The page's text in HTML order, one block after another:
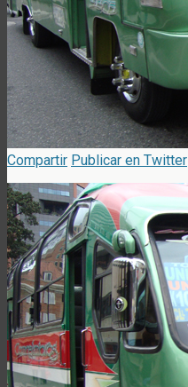
Compartir Publicar en Twitter